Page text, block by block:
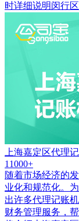
时详细说明闵行
上海嘉定区代理
11000+
随着市场经济的
业化和规范化。
出许多代理记账
财务管理服务，